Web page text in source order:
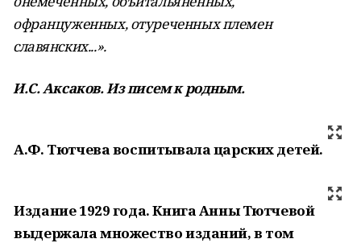
офранцуженных, отуреченных племен
славянских...».
И.С. Аксаков. Из писем к родным.
А.Ф. Тютчева воспитывала царских детей.
Издание 1929 года. Книга Анны Тютчевой
выдержала множество изданий, в том